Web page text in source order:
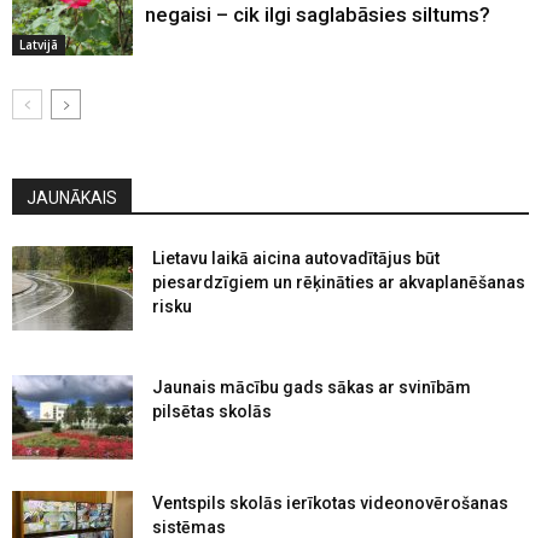
Latvijā
negaisi – cik ilgi saglabāsies siltums?
JAUNĀKAIS
Lietavu laikā aicina autovadītājus būt
piesardzīgiem un rēķināties ar akvaplanēšanas
risku
Jaunais mācību gads sākas ar svinībām
pilsētas skolās
Ventspils skolās ierīkotas videonovērošanas
sistēmas